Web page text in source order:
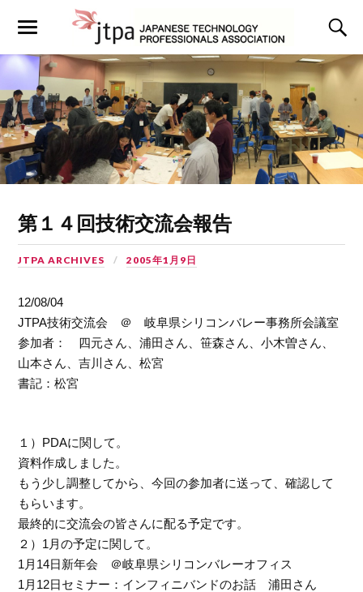
第１４回技術交流会報告
JTPA ARCHIVES 2005年1月9日
12/08/04
JTPA技術交流会 ＠ 岐阜県シリコンバレー事務所会議室
参加者： 四元さん、浦田さん、笹森さん、小木曽さん、
山本さん、吉川さん、松宮
書記：松宮
１）PDAに関して。
資料作成しました。
もう少し調整してから、今回の参加者に送って、確認して
もらいます。
最終的に交流会の皆さんに配る予定です。
２）1月の予定に関して。
1月14日新年会 ＠岐阜県シリコンバレーオフィス
1月12日セミナー：インフィニバンドのお話 浦田さん